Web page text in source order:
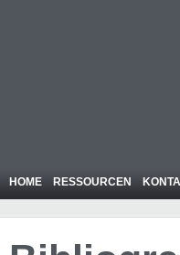
HOME RESSOURCEN